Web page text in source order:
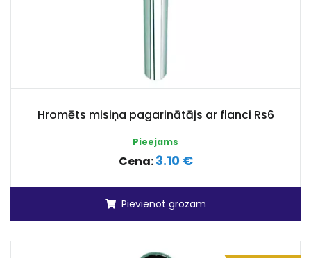
Hromēts misiņa pagarinātājs ar flanci Rs6
Pieejams
Cena:3.10 €
Pievienot grozam